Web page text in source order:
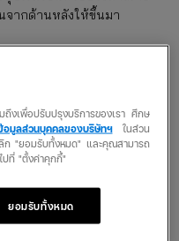
ากด้านหลังให้ขึ้นมา
การทำงานแบบสุญญากาศ
รอยบุบนั้นเด้งกลับมาเหมือน
วยประกัน
คลมได้
ถึงเพื่อปรับปรุงบริการของเรา ศึกษ
อมูลส่วนบุคคลของบริษัทฯในส่วน
ลิก "ยอมรับทั้งหมด" และคุณสามารถ
ปที่ "ตั้งค่าคุกกี้"
ยอมรับทั้งหมด